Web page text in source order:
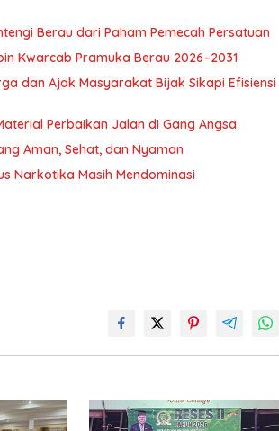
Berau dari Paham Pemecah Persatuan
Kwarcab Pramuka Berau 2026–2031
dan Ajak Masyarakat Bijak Sikapi Efisiensi
Perbaikan Jalan di Gang Angsa
Aman, Sehat, dan Nyaman
Narkotika Masih Mendominasi